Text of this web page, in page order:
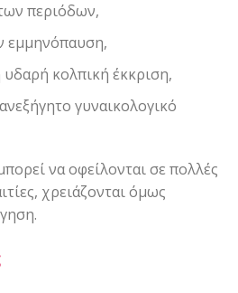
περιόδων,
εμμηνόπαυση,
κολπική έκκριση,
γυναικολογικό
να οφείλονται σε πολλές
χρειάζονται όμως